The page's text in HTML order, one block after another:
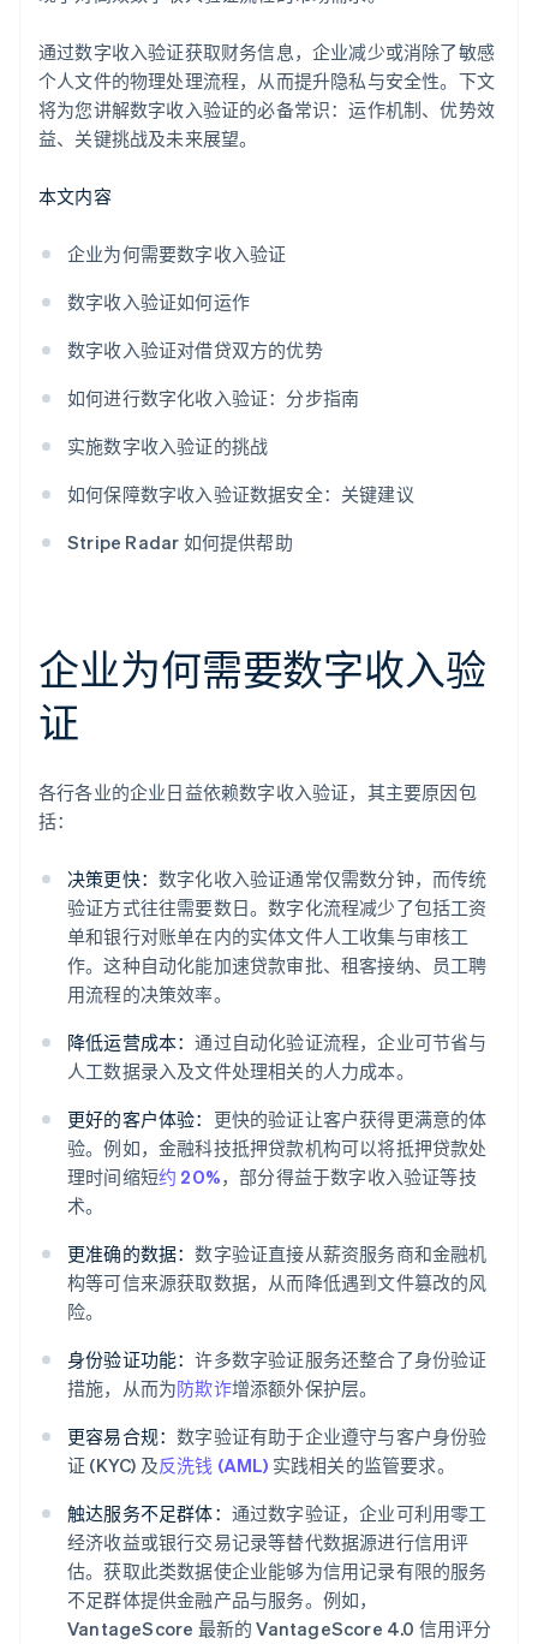
通过数字收入验证获取财务信息，企业减少或消除了敏感
个人文件的物理处理流程，从而提升隐私与安全性。下文
将为您讲解数字收入验证的必备常识：运作机制、优势效
益、关键挑战及未来展望。
本文内容
企业为何需要数字收入验证
数字收入验证如何运作
数字收入验证对借贷双方的优势
如何进行数字化收入验证：分步指南
实施数字收入验证的挑战
如何保障数字收入验证数据安全：关键建议
Stripe Radar 如何提供帮助
企业为何需要数字收入验
证
各行各业的企业日益依赖数字收入验证，其主要原因包
括：
决策更快： 数字化收入验证通常仅需数分钟，而传统
验证方式往往需要数日。数字化流程减少了包括工资
单和银行对账单在内的实体文件人工收集与审核工
作。这种自动化能加速贷款审批、租客接纳、员工聘
用流程的决策效率。
降低运营成本：通过自动化验证流程，企业可节省与
人工数据录入及文件处理相关的人力成本。
更好的客户体验： 更快的验证让客户获得更满意的体
验。例如，金融科技抵押贷款机构可以将抵押贷款处
理时间缩短约 20%，部分得益于数字收入验证等技
术。
更准确的数据：数字验证直接从薪资服务商和金融机
构等可信来源获取数据，从而降低遇到文件篡改的风
险。
身份验证功能：许多数字验证服务还整合了身份验证
措施，从而为防欺诈增添额外保护层。
更容易合规：数字验证有助于企业遵守与客户身份验
证 (KYC) 及反洗钱 (AML) 实践相关的监管要求。
触达服务不足群体： 通过数字验证，企业可利用零工
经济收益或银行交易记录等替代数据源进行信用评
估。获取此类数据使企业能够为信用记录有限的服务
不足群体提供金融产品与服务。例如，
VantageScore 最新的 VantageScore 4.0 信用评分